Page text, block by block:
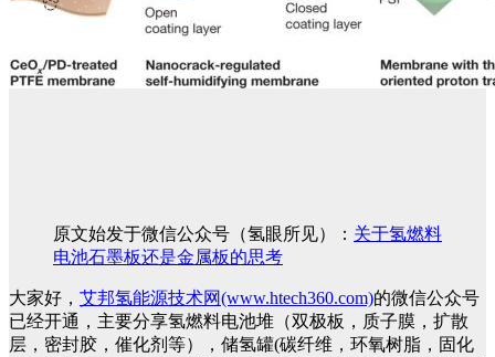
原文始发于微信公众号（氢眼所见）： 关于氢燃料
电池石墨板还是金属板的思考
大家好， 艾邦氢能源技术网(www.htech360.com)的微信公众号
已经开通，主要分享氢燃料电池堆（双极板，质子膜，扩散
层，密封胶，催化剂等），储氢罐(碳纤维，环氧树脂，固化